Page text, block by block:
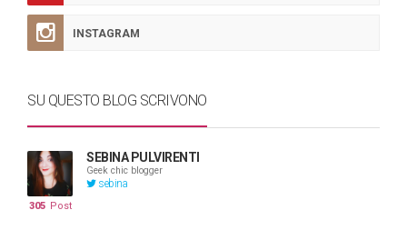
INSTAGRAM
SU QUESTO BLOG SCRIVONO
SEBINA PULVIRENTI
Geek chic blogger
sebina
305 Post